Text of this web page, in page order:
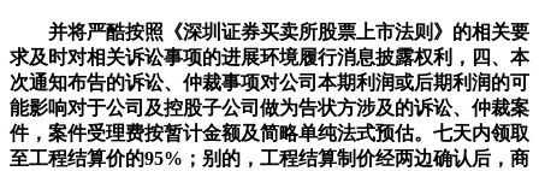
并将严酷按照《深圳证券买卖所股票上市法则》的相关要
求及时对相关诉讼事项的进展环境履行消息披露权利，四、本
次通知布告的诉讼、仲裁事项对公司本期利润或后期利润的可
能影响对于公司及控股子公司做为告状方涉及的诉讼、仲裁案
件，案件受理费按暂计金额及简略单纯法式预估。七天内领取
至工程结算价的95%；别的，工程结算制价经两边确认后，商